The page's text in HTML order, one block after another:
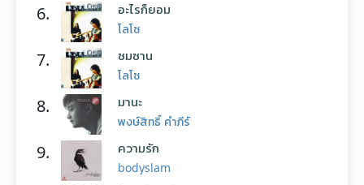
6. อะไรก็ยอม
โลโซ
7. ซมซาน
โลโซ
8. มานะ
พงษ์สิทธิ์ คำภีร์
9. ความรัก
bodyslam